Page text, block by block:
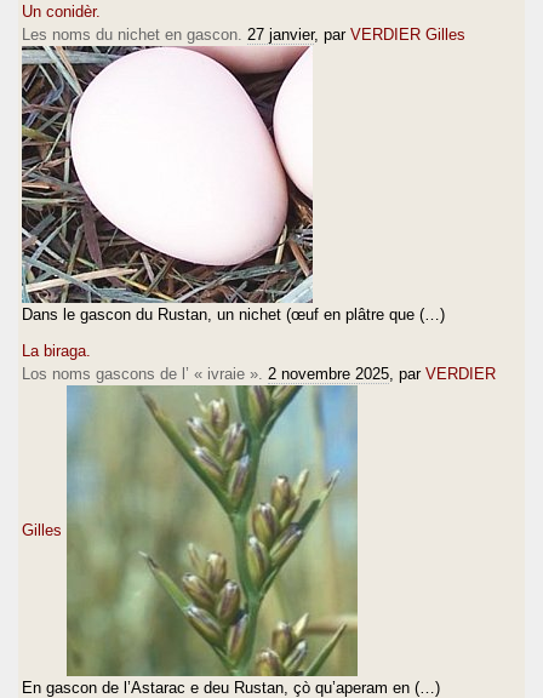
Un conidèr.
Les noms du nichet en gascon. 27 janvier, par VERDIER Gilles
Dans le gascon du Rustan, un nichet (œuf en plâtre que (…)
La biraga.
Los noms gascons de l’ « ivraie ». 2 novembre 2025 , par VERDIER
Gilles
En gascon de l’Astarac e deu Rustan, çò qu’aperam en (…)